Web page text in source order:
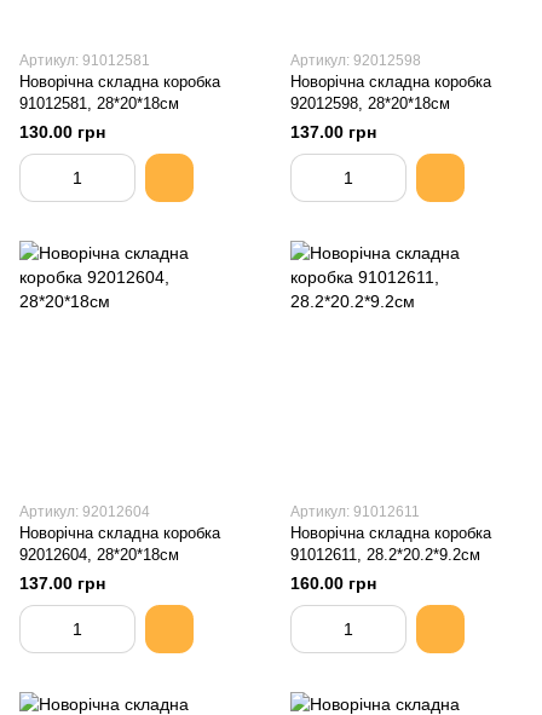
Артикул: 91012581
Новорічна складна коробка
91012581, 28*20*18см
130.00 грн
Артикул: 92012598
Новорічна складна коробка
92012598, 28*20*18см
137.00 грн
Артикул: 92012604
Новорічна складна коробка
92012604, 28*20*18см
137.00 грн
Артикул: 91012611
Новорічна складна коробка
91012611, 28.2*20.2*9.2см
160.00 грн